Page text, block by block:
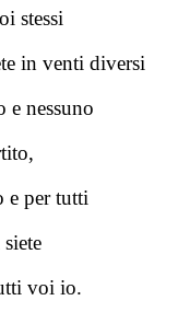
stessi
in venti diversi
e nessuno
e per tutti
voi io.